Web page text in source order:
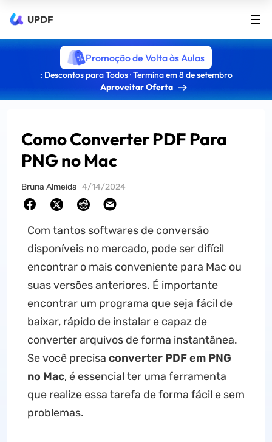
UPDF
Promoção de Volta às Aulas
: Descontos para Todos · Termina em 8 de setembro
Aproveitar Oferta
Como Converter PDF Para
PNG no Mac
Bruna Almeida 4/14/2024
Com tantos softwares de conversão
disponíveis no mercado, pode ser difícil
encontrar o mais conveniente para Mac ou
suas versões anteriores. É importante
encontrar um programa que seja fácil de
baixar, rápido de instalar e capaz de
converter arquivos de forma instantânea.
Se você precisa converter PDF em PNG
no Mac, é essencial ter uma ferramenta
que realize essa tarefa de forma fácil e sem
problemas.